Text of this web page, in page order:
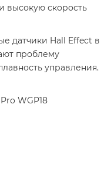
высокую скорость
датчики Hall Effect в
проблему
управления.
WGP18